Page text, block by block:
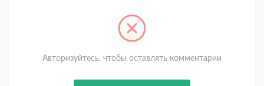
Авторизуйтесь, чтобы оставлять комментарии